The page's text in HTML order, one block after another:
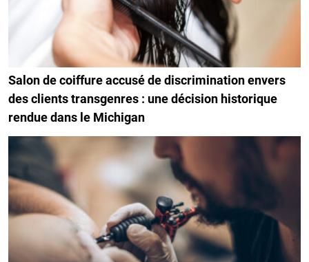
Salon de coiffure accusé de discrimination envers
des clients transgenres : une décision historique
rendue dans le Michigan